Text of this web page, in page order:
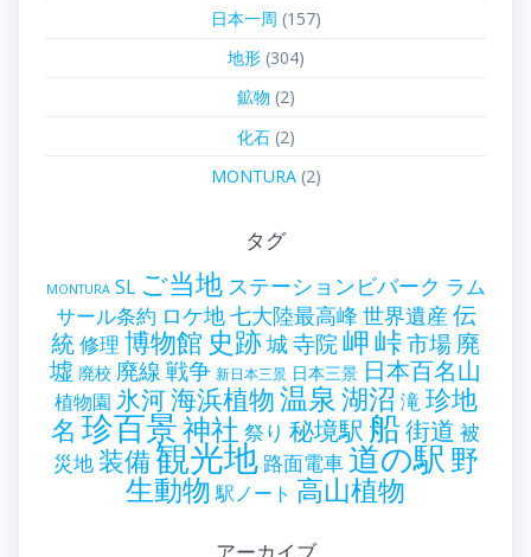
日本一周 (157)
地形(304)
鉱物 (2)
化石(2)
MONTURA(2)
タグ
MONTURA SL ご当地 ステーションビバーク ラム
サール条約 ロケ地七大陸最高峰 世界遺産 伝
統修理 博物館 史跡城寺院岬峠市場廃
墟 廃校 廃線戦争 新日本三景 日本三景 日本百名山
植物園 氷河海浜植物温泉湖沼 滝珍地
名 珍百景神社 祭り 秘境駅 船街道 被
災地装備観光地 路面電車道の駅野
生動物 駅ノート 高山植物